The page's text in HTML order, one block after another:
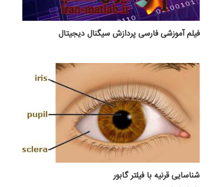
فیلم آموزشی فارسی پردازش سیگنال دیجیتال
شناسایی قرنیه با فیلتر گابور